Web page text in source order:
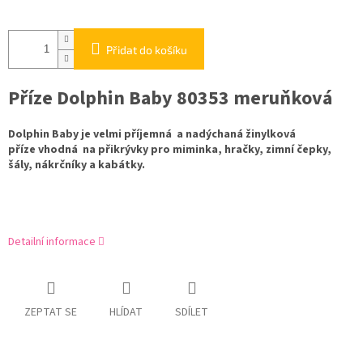
Přidat do košíku
Příze Dolphin Baby 80353 meruňková
Dolphin Baby je velmi příjemná a nadýchaná žinylková
příze vhodná na přikrývky pro miminka, hračky, zimní čepky,
šály, nákrčníky a kabátky.
Detailní informace
ZEPTAT SE HLÍDAT SDÍLET